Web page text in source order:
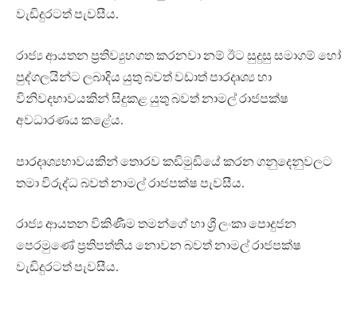
වැඩිදුරටත් පැවසීය.
රාජ්‍ය ආයතන ප්‍රතිව්‍යුහගත කරනවා නම් ඊට සුදුසු සමාගම් හෝ
පුද්ගලයින්ට ලබාදිය යුතු බවත් වඩාත් පාරදෘශ්‍ය හා
විනිවදභාවයකින් සිදුකළ යුතු බවත් නාමල් රාජපක්ෂ
අවධාරණය කළේය.
පාරදෘශ්‍යභාවයකින් තොරව කඩිමුඩියේ කරන ගනුදෙනුවලට
තමා විරුද්ධ බවත් නාමල් රාජපක්ෂ පැවසීය.
රාජ්‍ය ආයතන විකිණීම තමන්ගේ හා ශ්‍රී ලංකා පොදුජන
පෙරමුණේ ප්‍රතිපත්තිය නොවන බවත් නාමල් රාජපක්ෂ
වැඩිදුරටත් පැවසීය.